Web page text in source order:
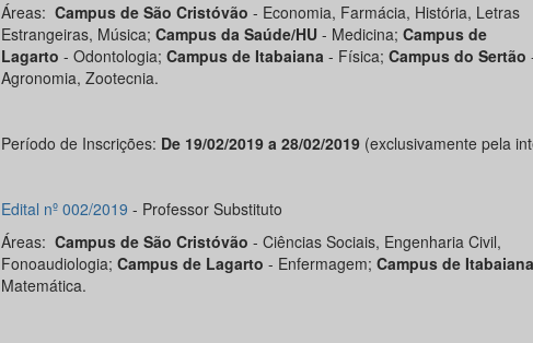
Áreas: Campus de São Cristóvão - Economia, Farmácia, História, Letras
Estrangeiras, Música; Campus da Saúde/HU - Medicina; Campus de
Lagarto - Odontologia; Campus de Itabaiana - Física; Campus do Sertão
Agronomia, Zootecnia.
Período de Inscrições: De 19/02/2019 a 28/02/2019 (exclusivamente pela
Edital nº 002/2019 - Professor Substituto
Áreas: Campus de São Cristóvão - Ciências Sociais, Engenharia Civil,
Fonoaudiologia; Campus de Lagarto - Enfermagem; Campus de Itabaiana
Matemática.